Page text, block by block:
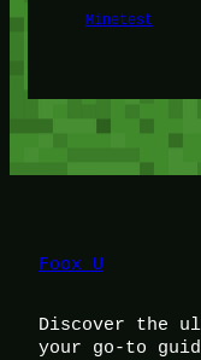
Minetest
Foox U
Discover the
your go-to